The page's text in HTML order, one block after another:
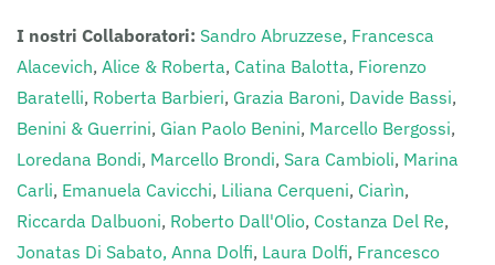
I nostri Collaboratori: Sandro Abruzzese, Francesca
Alacevich, Alice & Roberta, Catina Balotta, Fiorenzo
Baratelli, Roberta Barbieri, Grazia Baroni, Davide Bassi,
Benini & Guerrini, Gian Paolo Benini, Marcello Bergossi,
Loredana Bondi, Marcello Brondi, Sara Cambioli, Marina
Carli, Emanuela Cavicchi, Liliana Cerqueni, Ciarìn,
Riccarda Dalbuoni, Roberto Dall'Olio, Costanza Del Re,
Jonatas Di Sabato, Anna Dolfi, Laura Dolfi, Francesco